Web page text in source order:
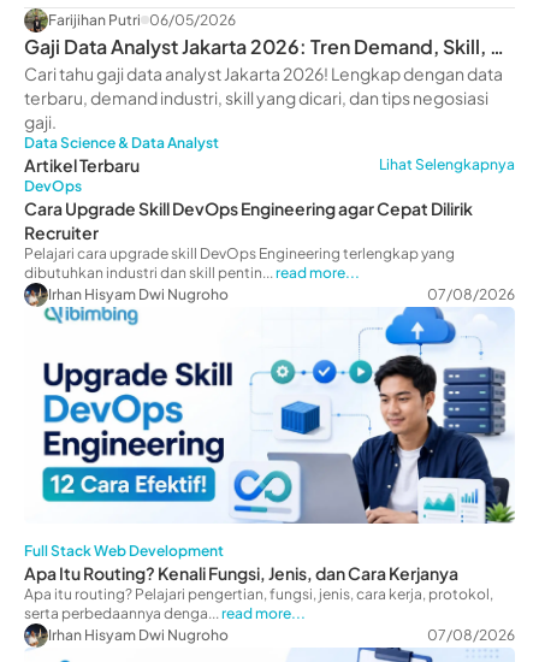
Farijihan Putri 06/05/2026
Gaji Data Analyst Jakarta 2026: Tren Demand, Skill, &
Prospek Karier
Cari tahu gaji data analyst Jakarta 2026! Lengkap dengan data
terbaru, demand industri, skill yang dicari, dan tips negosiasi
gaji.
Data Science & Data Analyst
Artikel Terbaru
Lihat Selengkapnya
DevOps
Cara Upgrade Skill DevOps Engineering agar Cepat Dilirik
Recruiter
Pelajari cara upgrade skill DevOps Engineering terlengkap yang
dibutuhkan industri dan skill pentin... read more...
Irhan Hisyam Dwi Nugroho
07/08/2026
Full Stack Web Development
Apa Itu Routing? Kenali Fungsi, Jenis, dan Cara Kerjanya
Apa itu routing? Pelajari pengertian, fungsi, jenis, cara kerja, protokol,
serta perbedaannya denga... read more...
Irhan Hisyam Dwi Nugroho
07/08/2026